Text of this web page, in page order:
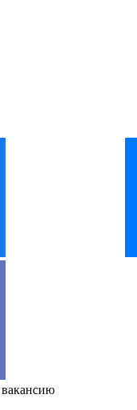
вакансию